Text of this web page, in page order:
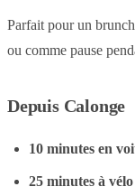
Parfait pour un
ou comme pause
Depuis Calonge
10 minutes en
25 minutes à vélo